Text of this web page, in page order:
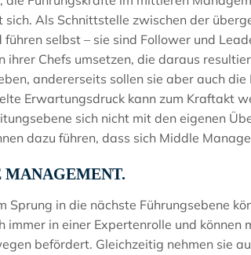
Als Schnittstelle zwischen der
selbst – sie sind Follower und
ihrer Chefs umsetzen, die daraus
andererseits sollen sie aber auch
Erwartungsdruck kann zum Kraftakt
sich nicht mit den eigenen
dazu führen, dass sich Middle
Sprung in die nächste Führungsebene
immer in einer Expertenrolle und
befördert. Gleichzeitig nehmen sie